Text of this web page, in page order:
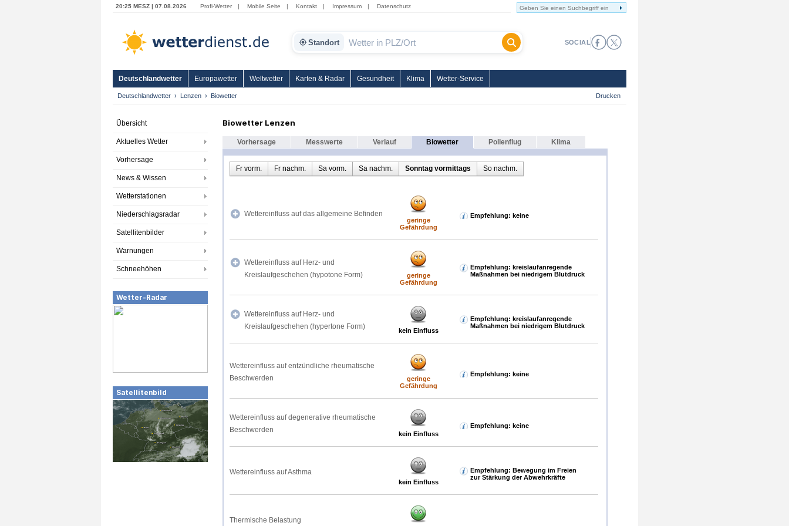
20:25 MESZ | 07.08.2026 Profi-Wetter | Mobile Seite | Kontakt | Impressum | Datenschutz
Standort SOCIAL
Deutschlandwetter Europawetter Weltwetter Karten & Radar Gesundheit Klima Wetter-Service
Deutschlandwetter Lenzen Biowetter Drucken
Übersicht
Aktuelles Wetter
Vorhersage
News & Wissen
Wetterstationen
Niederschlagsradar
Satellitenbilder
Warnungen
Schneehöhen
Wetter-Radar
Satellitenbild
Biowetter Lenzen
Vorhersage Messwerte Verlauf Biowetter Pollenflug Klima
Fr vorm. Fr nachm. Sa vorm. Sa nachm. Sonntag vormittags So nachm.
Wettereinfluss auf das allgemeine Befinden
geringe
Gefährdung
Empfehlung: keine
Wettereinfluss auf Herz- und
Kreislaufgeschehen (hypotone Form)
geringe
Gefährdung
Empfehlung: kreislaufanregende
Maßnahmen bei niedrigem Blutdruck
Wettereinfluss auf Herz- und
Kreislaufgeschehen (hypertone Form)
kein Einfluss
Empfehlung: kreislaufanregende
Maßnahmen bei niedrigem Blutdruck
Wettereinfluss auf entzündliche rheumatische
Beschwerden
geringe
Gefährdung
Empfehlung: keine
Wettereinfluss auf degenerative rheumatische
Beschwerden
kein Einfluss
Empfehlung: keine
Wettereinfluss auf Asthma
kein Einfluss
Empfehlung: Bewegung im Freien
zur Stärkung der Abwehrkräfte
Thermische Belastung